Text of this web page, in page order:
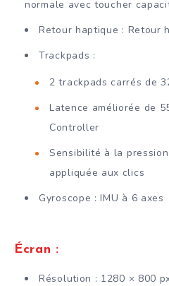
normale avec toucher
Retour haptique : Retour
Trackpads :
2 trackpads carrés de
Latence améliorée de
Controller
Sensibilité à la
appliquée aux clics
Gyroscope : IMU à 6 axes
Écran :
Résolution : 1280 × 800